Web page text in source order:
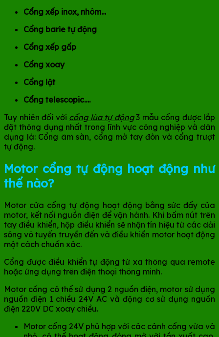
Cổng xếp inox, nhôm…
Cổng barie tự động
Cổng xếp gấp
Cổng xoay
Cổng lật
Cổng telescopic….
Tuy nhiên đối với cổng lùa tự động3 mẫu cổng được lắp
đặt thông dụng nhất trong lĩnh vực công nghiệp và dân
dụng là: Cổng âm sàn, cổng mở tay đòn và cổng trượt
tự động.
Motor cổng tự động hoạt động như
thế nào?
Motor cửa cổng tự động hoạt động bằng sức đẩy của
motor, kết nối nguồn điện để vận hành. Khi bấm nút trên
tay điều khiển, hộp điều khiển sẽ nhận tín hiệu từ các dải
sóng vô tuyến truyền đến và điều khiển motor hoạt động
một cách chuẩn xác.
Cổng được điều khiển tự động từ xa thông qua remote
hoặc ứng dụng trên điện thoại thông minh.
Motor cổng có thể sử dụng 2 nguồn điện, motor sử dụng
nguồn điện 1 chiều 24V AC và động cơ sử dụng nguồn
điện 220V DC xoay chiều.
Motor cổng 24V phù hợp với các cánh cổng vừa và